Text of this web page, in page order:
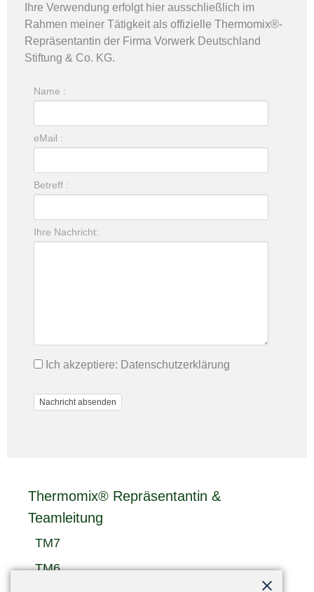
Ihre Verwendung erfolgt hier ausschließlich im
Rahmen meiner Tätigkeit alsoffizielle Thermomix®-
Repräsentantin der Firma Vorwerk Deutschland
Stiftung & Co. KG.
Name :
eMail :
Betreff :
Ihre Nachricht:
Ich akzeptiere: Datenschutzerklärung
Thermomix® Repräsentantin &
Teamleitung
TM7
TM6